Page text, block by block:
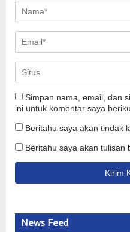
Simpan nama, email, dan
ini untuk komentar saya
Beritahu saya akan tindak
Beritahu saya akan tulisan
News Feed